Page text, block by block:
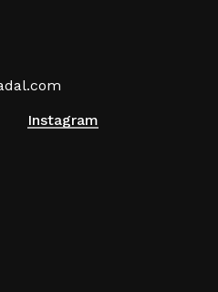
Instagram